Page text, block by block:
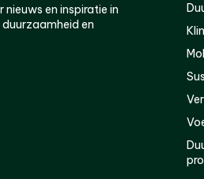
en inspiratie in
en